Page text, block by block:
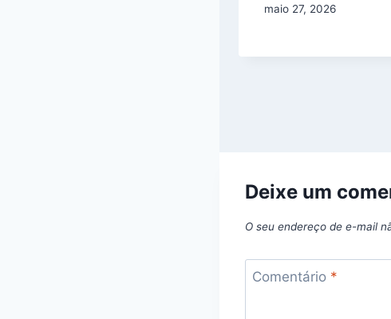
maio 27, 2026
Deixe um
O seu endereço de e-mail
Comentário *